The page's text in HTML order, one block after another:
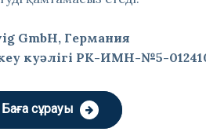
GmbH, Германия
куәлігі РК-ИМН-№5-
Баға сұрауы